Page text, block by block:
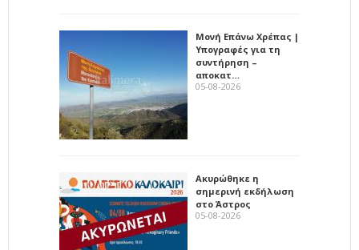
Μονή Επάνω Χρέπας |
Υπογραφές για τη
συντήρηση –
αποκατ…
05-08-2026
Ακυρώθηκε η
σημερινή εκδήλωση
στο Άστρος
05-08-2026